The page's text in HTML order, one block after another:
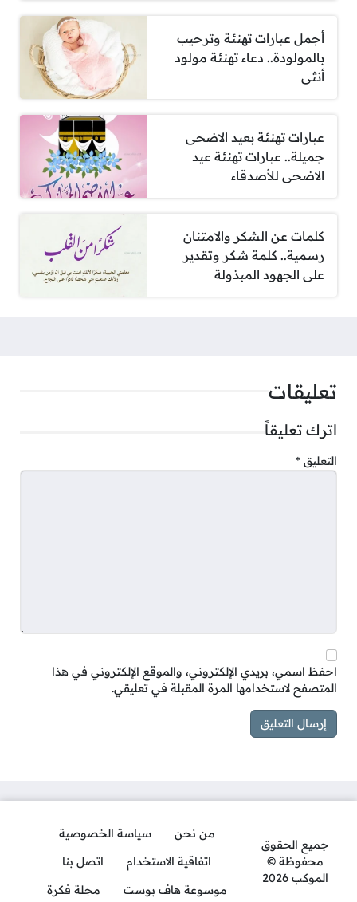
أجمل عبارات تهنئة وترحيب
بالمولودة.. دعاء تهنئة مولود
أنثى
عبارات تهنئة بعيد الاضحى
جميلة.. عبارات تهنئة عيد
الاضحى للأصدقاء
كلمات عن الشكر والامتنان
رسمية.. كلمة شكر وتقدير
على الجهود المبذولة
تعليقات
اترك تعليقاً
التعليق *
احفظ اسمي، بريدي الإلكتروني، والموقع الإلكتروني في هذا
المتصفح لاستخدامها المرة المقبلة في تعليقي.
جميع الحقوق
محفوظة ©
الموكب 2026
من نحن
سياسة الخصوصية
اتفاقية الاستخدام
اتصل بنا
موسوعة هاف بوست
مجلة فكرة